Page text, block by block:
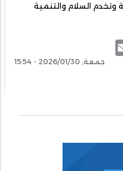
السلام والتنمية
جمعة, 2026/01/30 - 15:54